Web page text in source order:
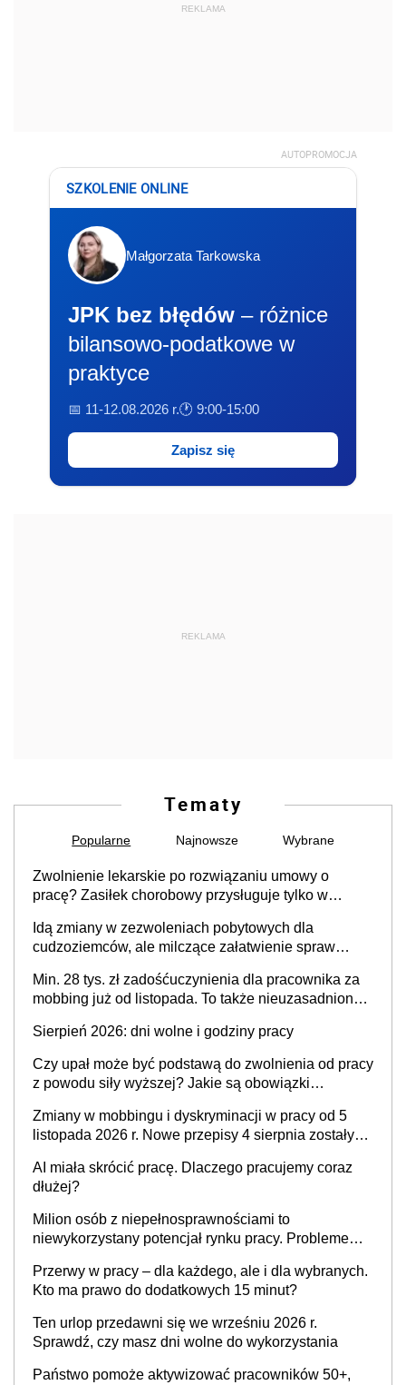
REKLAMA
AUTOPROMOCJA
SZKOLENIE ONLINE
Małgorzata Tarkowska
JPK bez błędów – różnice
bilansowo-podatkowe w
praktyce
📅 11-12.08.2026 r.🕐 9:00-15:00
Zapisz się
REKLAMA
Tematy
Popularne Najnowsze Wybrane
Zwolnienie lekarskie po rozwiązaniu umowy o
pracę? Zasiłek chorobowy przysługuje tylko w
stosunku pracy
Idą zmiany w zezwoleniach pobytowych dla
cudzoziemców, ale milczące załatwienie spraw
Min. 28 tys. zł zadośćuczynienia dla pracownika za
mobbing już od listopada. To także nieuzasadniona
Sierpień 2026: dni wolne i godziny pracy
Czy upał może być podstawą do zwolnienia od pracy
z powodu siły wyższej? Jakie są obowiązki
Zmiany w mobbingu i dyskryminacji w pracy od 5
listopada 2026 r. Nowe przepisy 4 sierpnia zostały
AI miała skrócić pracę. Dlaczego pracujemy coraz
dłużej?
Milion osób z niepełnosprawnościami to
niewykorzystany potencjał rynku pracy. Problemem
refundacji, ale bariery po stronie systemu i
świadomości pracodawców [WYWIAD]
Przerwy w pracy – dla każdego, ale i dla wybranych.
Kto ma prawo do dodatkowych 15 minut?
Ten urlop przedawni się we wrześniu 2026 r.
Sprawdź, czy masz dni wolne do wykorzystania
Państwo pomoże aktywizować pracowników 50+,